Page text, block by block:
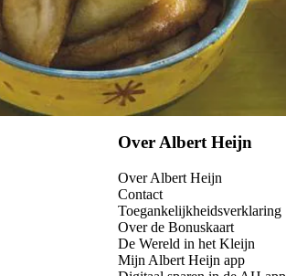
Over Albert Heijn
Over Albert Heijn
Contact
Toegankelijkheidsverklaring
Over de Bonuskaart
De Wereld in het Kleijn
Mijn Albert Heijn app